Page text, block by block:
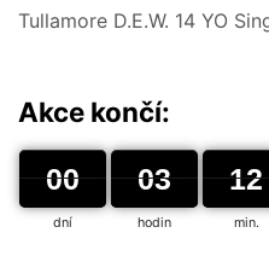
Tullamore D.E.W. 14 YO
Akce končí:
00
00
00
dní
03
03
00
hodin
12
12
00
min.